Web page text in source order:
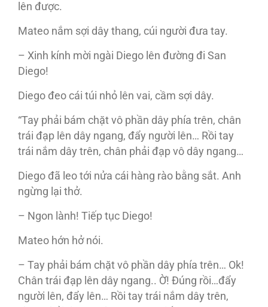
lên được.
Mateo nắm sợi dây thang, cúi người đưa tay.
– Xinh kính mời ngài Diego lên đường đi San
Diego!
Diego đeo cái túi nhỏ lên vai, cầm sợi dây.
“Tay phải bám chặt vô phần dây phía trên, chân
trái đạp lên dây ngang, đẩy người lên… Rồi tay
trái nắm dây trên, chân phải đạp vô dây ngang…
Diego đã leo tới nửa cái hàng rào bằng sắt. Anh
ngừng lại thở.
– Ngon lành! Tiếp tục Diego!
Mateo hớn hở nói.
– Tay phải bám chặt vô phần dây phía trên… Ok!
Chân trái đạp lên dây ngang.. Ờ! Đúng rồi…đẩy
người lên, đẩy lên… Rồi tay trái nắm dây trên,